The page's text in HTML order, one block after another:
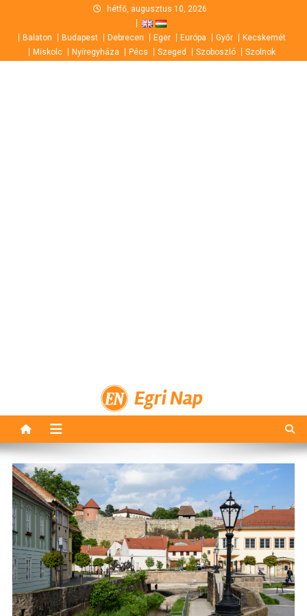
content
hétfő, augusztus 10, 2026
Balaton Budapest Debrecen Eger Európa Győr
Kecskemét
Miskolc
Nyíregyháza Pécs Szeged Szoboszló Szolnok
Egri Nap